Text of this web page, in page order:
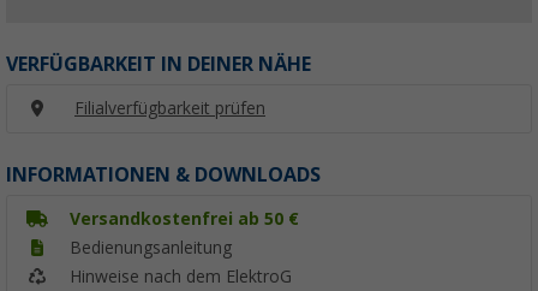
VERFÜGBARKEIT IN DEINER NÄHE
Filialverfügbarkeit prüfen
INFORMATIONEN & DOWNLOADS
Versandkostenfrei ab 50 €
Bedienungsanleitung
Hinweise nach dem ElektroG